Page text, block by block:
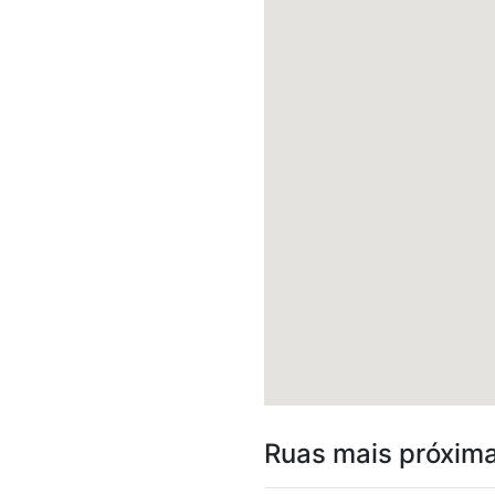
Ruas mais